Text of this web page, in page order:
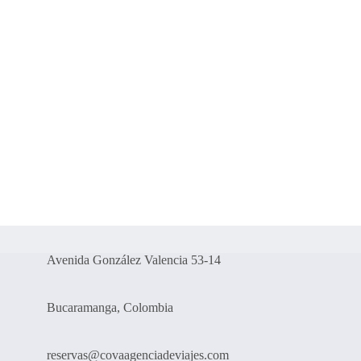
Avenida González Valencia 53-14
Bucaramanga, Colombia
reservas@covaagenciadeviajes.com